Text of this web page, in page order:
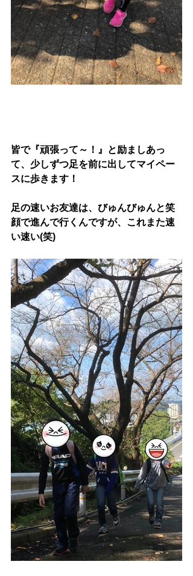
皆で『頑張って～！』と励ましあっ
て、少しずつ足を前に出してマイペー
スに歩きます！
足の速いお友達は、びゅんびゅんと笑
顔で進んで行くんですが、これまた速
い速い(笑)